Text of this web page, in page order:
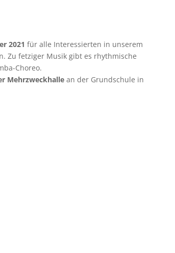
2021 für alle Interessierten in unserem
Zu fetziger Musik gibt es rhythmische
Choreo.
Mehrzweckhalle an der Grundschule in